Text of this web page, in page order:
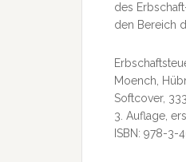
des
den Bereich
Moench,
Softcover,
3. Auflage,
ISBN: 978-3-